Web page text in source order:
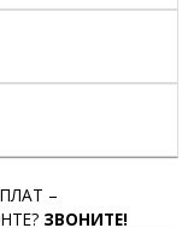
–
ЗВОНИТЕ!